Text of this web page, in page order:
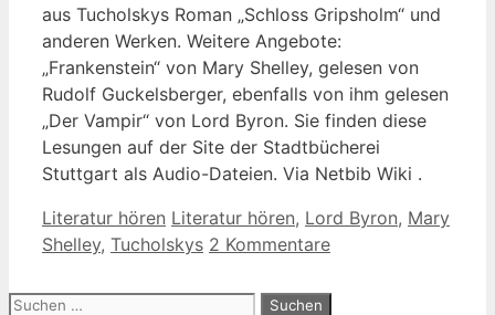
aus Tucholskys Roman „Schloss Gripsholm“ und
anderen Werken. Weitere Angebote:
„Frankenstein“ von Mary Shelley, gelesen von
Rudolf Guckelsberger, ebenfalls von ihm gelesen
„Der Vampir“ von Lord Byron. Sie finden diese
Lesungen auf der Site der Stadtbücherei
Stuttgart als Audio-Dateien. Via Netbib Wiki .
Kategorien
Literatur hören Schlagwörter
Literatur hören, Lord Byron, Mary
Shelley, Tucholskys 2 Kommentare
Suche